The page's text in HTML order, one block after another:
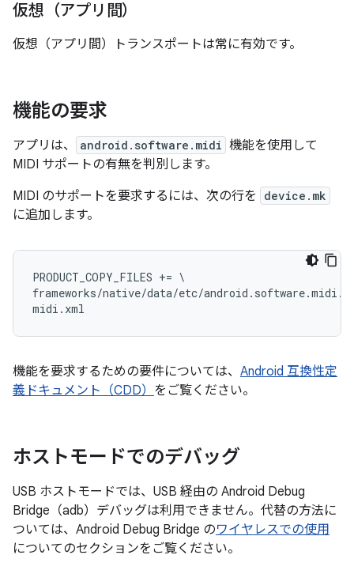
仮想（アプリ間）
仮想（アプリ間）トランスポートは常に有効です。
機能の要求
アプリは、 android.software.midi 機能を使用して
MIDI サポートの有無を判別します。
MIDI のサポートを要求するには、次の行を
device.mk
に追加します。
PRODUCT_COPY_FILES += \
frameworks/native/data/etc/
機能を要求するための要件については、 Android 互換性定
義ドキュメント（CDD） をご覧ください。
ホストモードでのデバッグ
USB ホストモードでは、USB 経由の Android Debug
Bridge（adb）デバッグは利用できません。代替の方法に
ついては、Android Debug Bridge のワイヤレスでの使用
についてのセクションをご覧ください。